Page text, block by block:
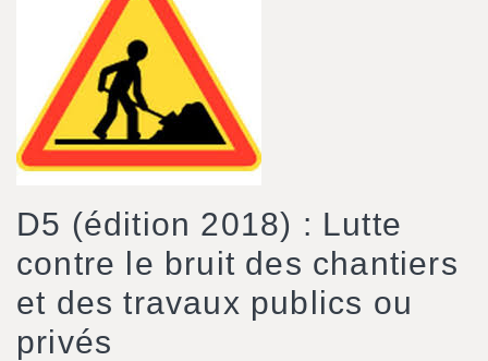
D5 (édition 2018) : Lutte
contre le bruit des chantiers
et des travaux publics ou
privés